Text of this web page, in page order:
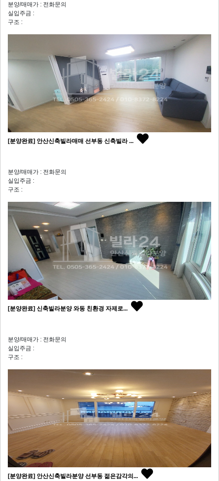
분양/매매가 : 전화문의
실입주금 :
구조 :
[분양완료] 안산신축빌라매매 선부동 신축빌라 ...
분양/매매가 : 전화문의
실입주금 :
구조 :
[분양완료] 신축빌라분양 와동 친환경 자제로...
분양/매매가 : 전화문의
실입주금 :
구조 :
[분양완료] 안산신축빌라분양 선부동 젊은감각의...